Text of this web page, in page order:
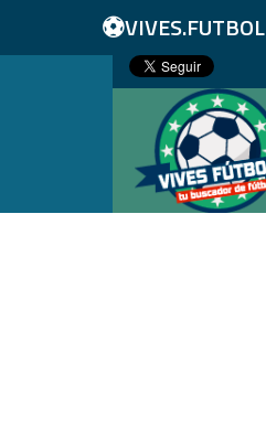
⚽VIVES.FUTBOL